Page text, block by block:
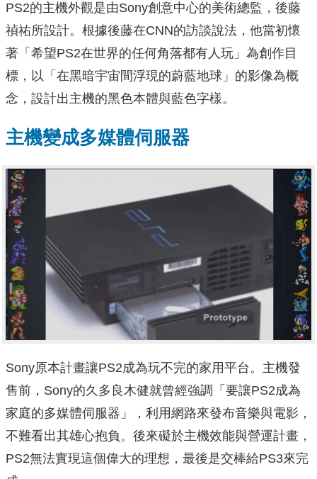
PS2的主機外觀是由Sony創意中心的美術總監，後藤
禎祐所設計。根據後藤在CNN的訪談說法，他當初懷
著「希望PS2在世界的任何角落都有人玩」為創作目
標，以「在黑暗宇宙間浮現的蔚藍地球」的影像為概
念，設計出主機的黑色本體與藍色字樣。
主機變成多媒體伺服器
Sony原本計畫讓PS2成為玩不完的家用平台。主機發
售前，Sony的久多良木健就曾經強調「要讓PS2成為
家庭的多媒體伺服器」，利用網路來發布音樂與電影，
不難看出其雄心抱負。後來礙於主機效能與營運計畫，
PS2無法實現這個偉大的理想，最後是交棒給PS3來完